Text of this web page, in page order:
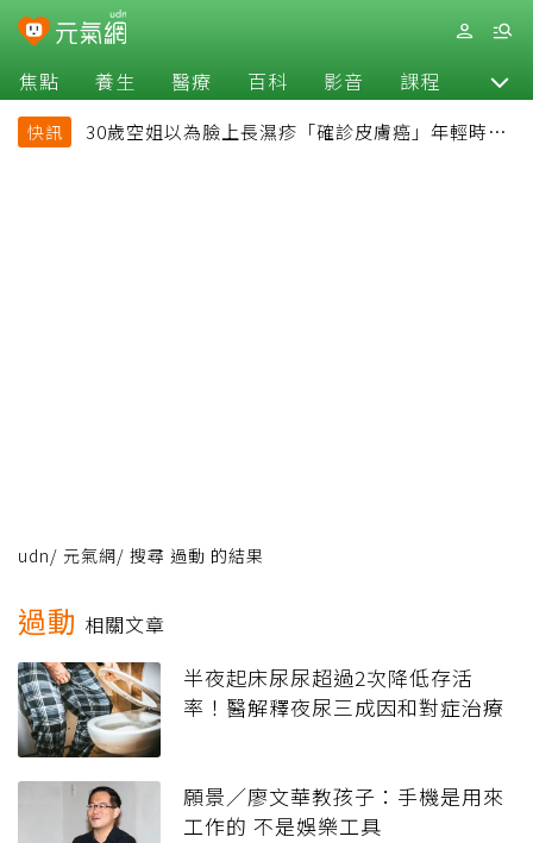
焦點 養生 醫療 百科 影音 課程 退休
快訊
30歲空姐以為臉上長濕疹「確診皮膚癌」年輕時一
udn/ 元氣網/ 搜尋 過動 的結果
過動 相關文章
半夜起床尿尿超過2次降低存活
率！醫解釋夜尿三成因和對症治療
願景／廖文華教孩子：手機是用來
工作的 不是娛樂工具